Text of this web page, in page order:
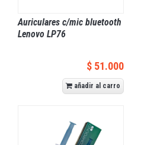
Auriculares c/mic bluetooth
Lenovo LP76
$ 51.000
añadir al carro